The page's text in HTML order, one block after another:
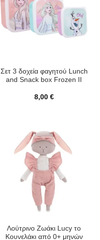
Σετ 3 δοχεία φαγητού Lunch
and Snack box Frozen II
8,00 €
Λούτρινο Ζωάκι Lucy το
Κουνελάκι από 0+ μηνών